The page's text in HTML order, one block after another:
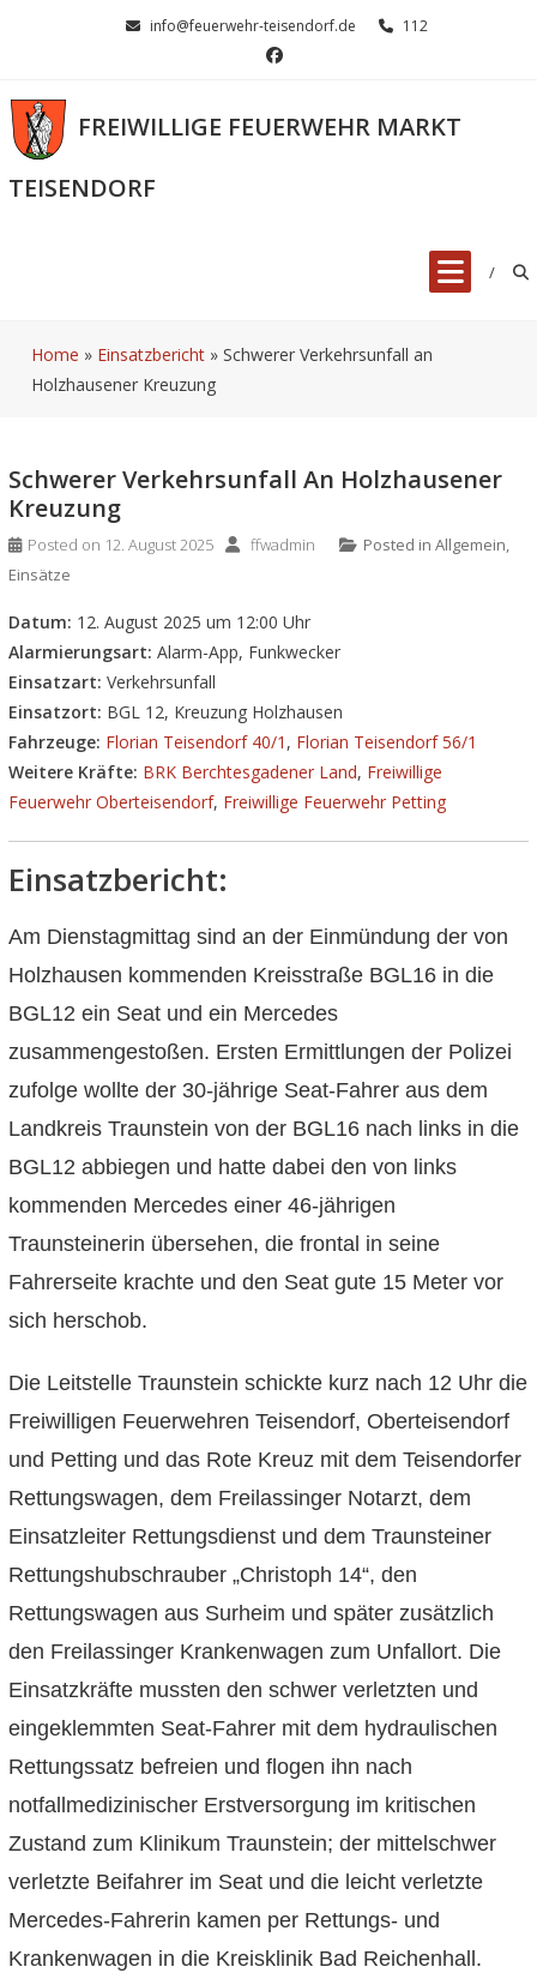
info@feuerwehr-teisendorf.de 112
FREIWILLIGE FEUERWEHR MARKT
TEISENDORF
Home » Einsatzbericht » Schwerer Verkehrsunfall an
Holzhausener Kreuzung
Schwerer Verkehrsunfall An Holzhausener
Kreuzung
Posted on 12. August 2025 ffwadmin Posted in Allgemein,
Einsätze
Datum: 12. August 2025 um 12:00 Uhr
Alarmierungsart: Alarm-App, Funkwecker
Einsatzart: Verkehrsunfall
Einsatzort: BGL 12, Kreuzung Holzhausen
Fahrzeuge: Florian Teisendorf 40/1 , Florian Teisendorf 56/1
Weitere Kräfte: BRK Berchtesgadener Land, Freiwillige
Feuerwehr Oberteisendorf, Freiwillige Feuerwehr Petting
Einsatzbericht:
Am Dienstagmittag sind an der Einmündung der von
Holzhausen kommenden Kreisstraße BGL16 in die
BGL12 ein Seat und ein Mercedes
zusammengestoßen. Ersten Ermittlungen der Polizei
zufolge wollte der 30-jährige Seat-Fahrer aus dem
Landkreis Traunstein von der BGL16 nach links in die
BGL12 abbiegen und hatte dabei den von links
kommenden Mercedes einer 46-jährigen
Traunsteinerin übersehen, die frontal in seine
Fahrerseite krachte und den Seat gute 15 Meter vor
sich herschob.
Die Leitstelle Traunstein schickte kurz nach 12 Uhr die
Freiwilligen Feuerwehren Teisendorf, Oberteisendorf
und Petting und das Rote Kreuz mit dem Teisendorfer
Rettungswagen, dem Freilassinger Notarzt, dem
Einsatzleiter Rettungsdienst und dem Traunsteiner
Rettungshubschrauber „Christoph 14“, den
Rettungswagen aus Surheim und später zusätzlich
den Freilassinger Krankenwagen zum Unfallort. Die
Einsatzkräfte mussten den schwer verletzten und
eingeklemmten Seat-Fahrer mit dem hydraulischen
Rettungssatz befreien und flogen ihn nach
notfallmedizinischer Erstversorgung im kritischen
Zustand zum Klinikum Traunstein; der mittelschwer
verletzte Beifahrer im Seat und die leicht verletzte
Mercedes-Fahrerin kamen per Rettungs- und
Krankenwagen in die Kreisklinik Bad Reichenhall.